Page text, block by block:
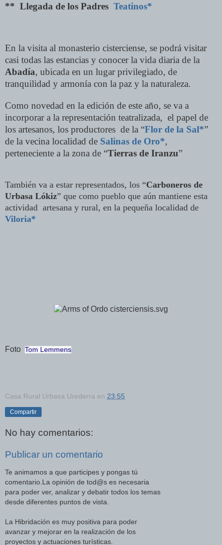
** Llegada de los Padres Teatinos*
En la visita al monasterio cisterciense, se podrá visitar
casi todas las estancias y conocer la vida diaria de la
Abadía, ubicada en un lugar privilegiado, de
tranquilidad y armonía con la paz y la naturaleza.
Como novedad en la edición de este año, se va a
incorporar a la representación teatralizada, el papel de
los artesanos, los productores de la “Flor de la Sal*”
de la vecina localidad de Salinas de Oro*,
perteneciente a la zona de “Tierras de Iranzu”
También va a estar representados, los “Carboneros de
Urbasa Lókiz” que como pueblo que aún mantiene esta
actividad artesana y rural, en la pequeña localidad de
Viloria*
Foto Tom Lemmens
Casa Rural Urbasa Urederra en 23:55
Compartir
No hay comentarios:
Publicar un comentario
Te animamos a que participes y pongas tú
comentario.La opinión de tod@s es necesaria
para poder ver, analizar y debatir todos los temas
desde diferentes puntos de vista.
La Hibridación es muy positiva para poder
avanzar y mejorar en la realización de los
proyectos y actuaciones turísticas.